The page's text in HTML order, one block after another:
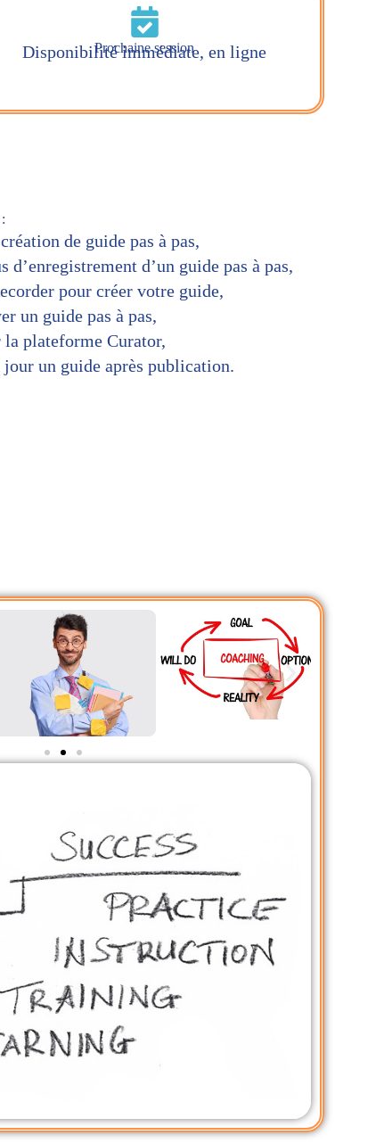
Prochaine session
Disponibilité immédiate, en ligne
de guide pas à pas,
d’enregistrement d’un guide pas à pas,
pour créer votre guide,
un guide pas à pas,
plateforme Curator,
un guide après publication.